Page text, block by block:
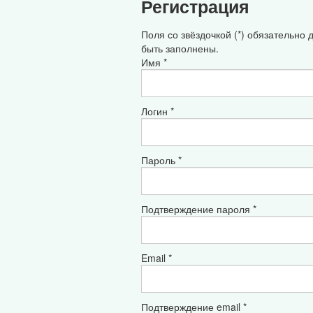
Регистрация
Поля со звёздочкой (*) обязательно
быть заполнены.
Имя *
Логин *
Пароль *
Подтверждение пароля *
Email *
Подтверждение email *